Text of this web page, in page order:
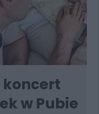
w Pubie